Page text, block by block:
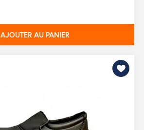
AJOUTER AU PANIER